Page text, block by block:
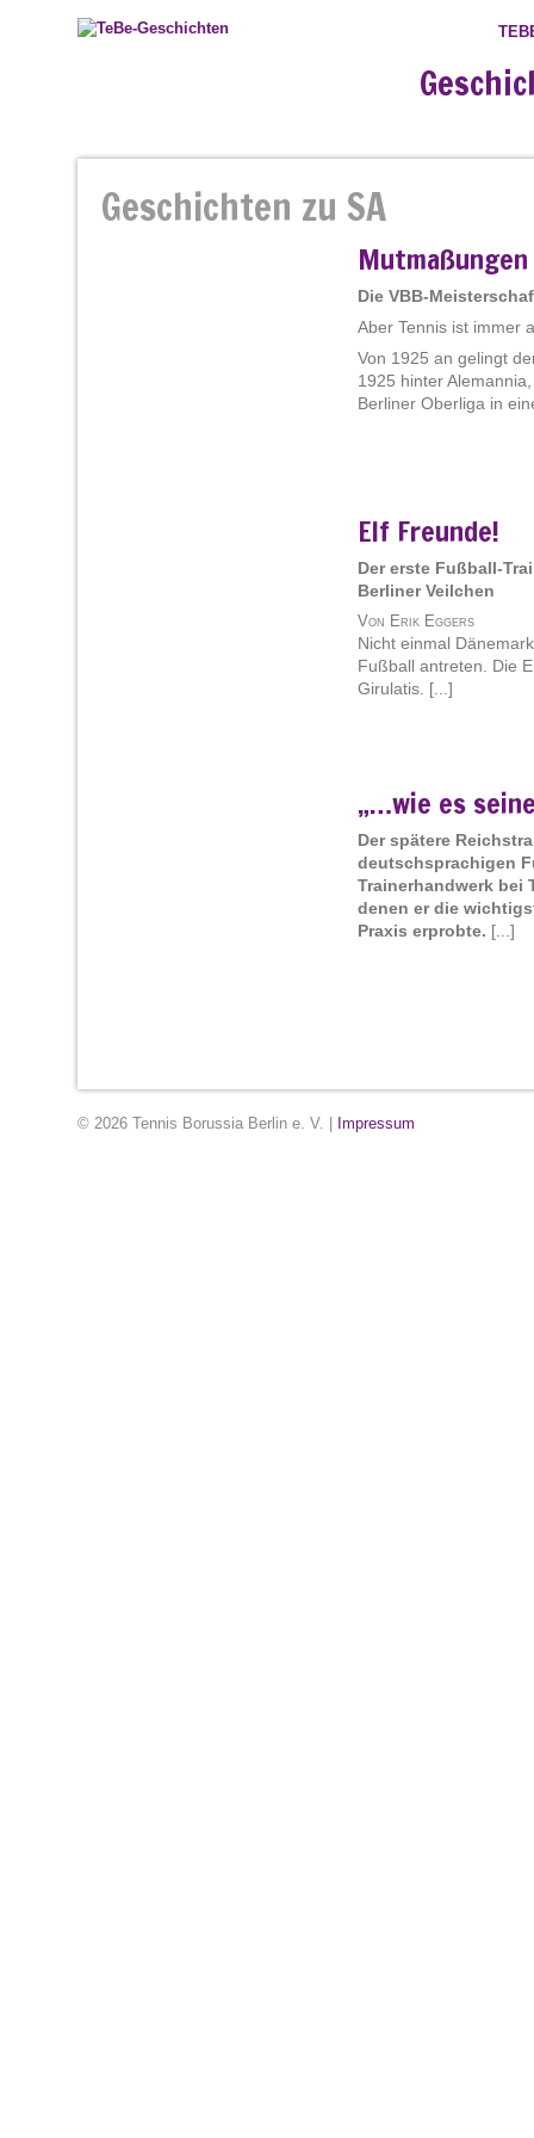
Geschichten zu SA
Die VBB-
Aber Tennis ist immer
Von 1925 an gelingt
1925 hinter
Berliner Oberliga in
Elf Freunde!
Der erste Fußball-
Berliner Veilchen
Von Erik Eggers
Nicht einmal
Fußball antreten. Die
Girulatis. [...]
„…wie es
Der spätere
deutschsprachigen
Trainerhandwerk bei
denen er die
Praxis erprobte. [...]
© 2026 Tennis Borussia Berlin e. V. | Impressum